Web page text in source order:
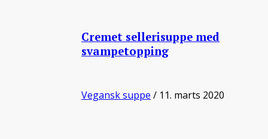
Cremet sellerisuppe med
svampetopping
Vegansk suppe / 11. marts 2020